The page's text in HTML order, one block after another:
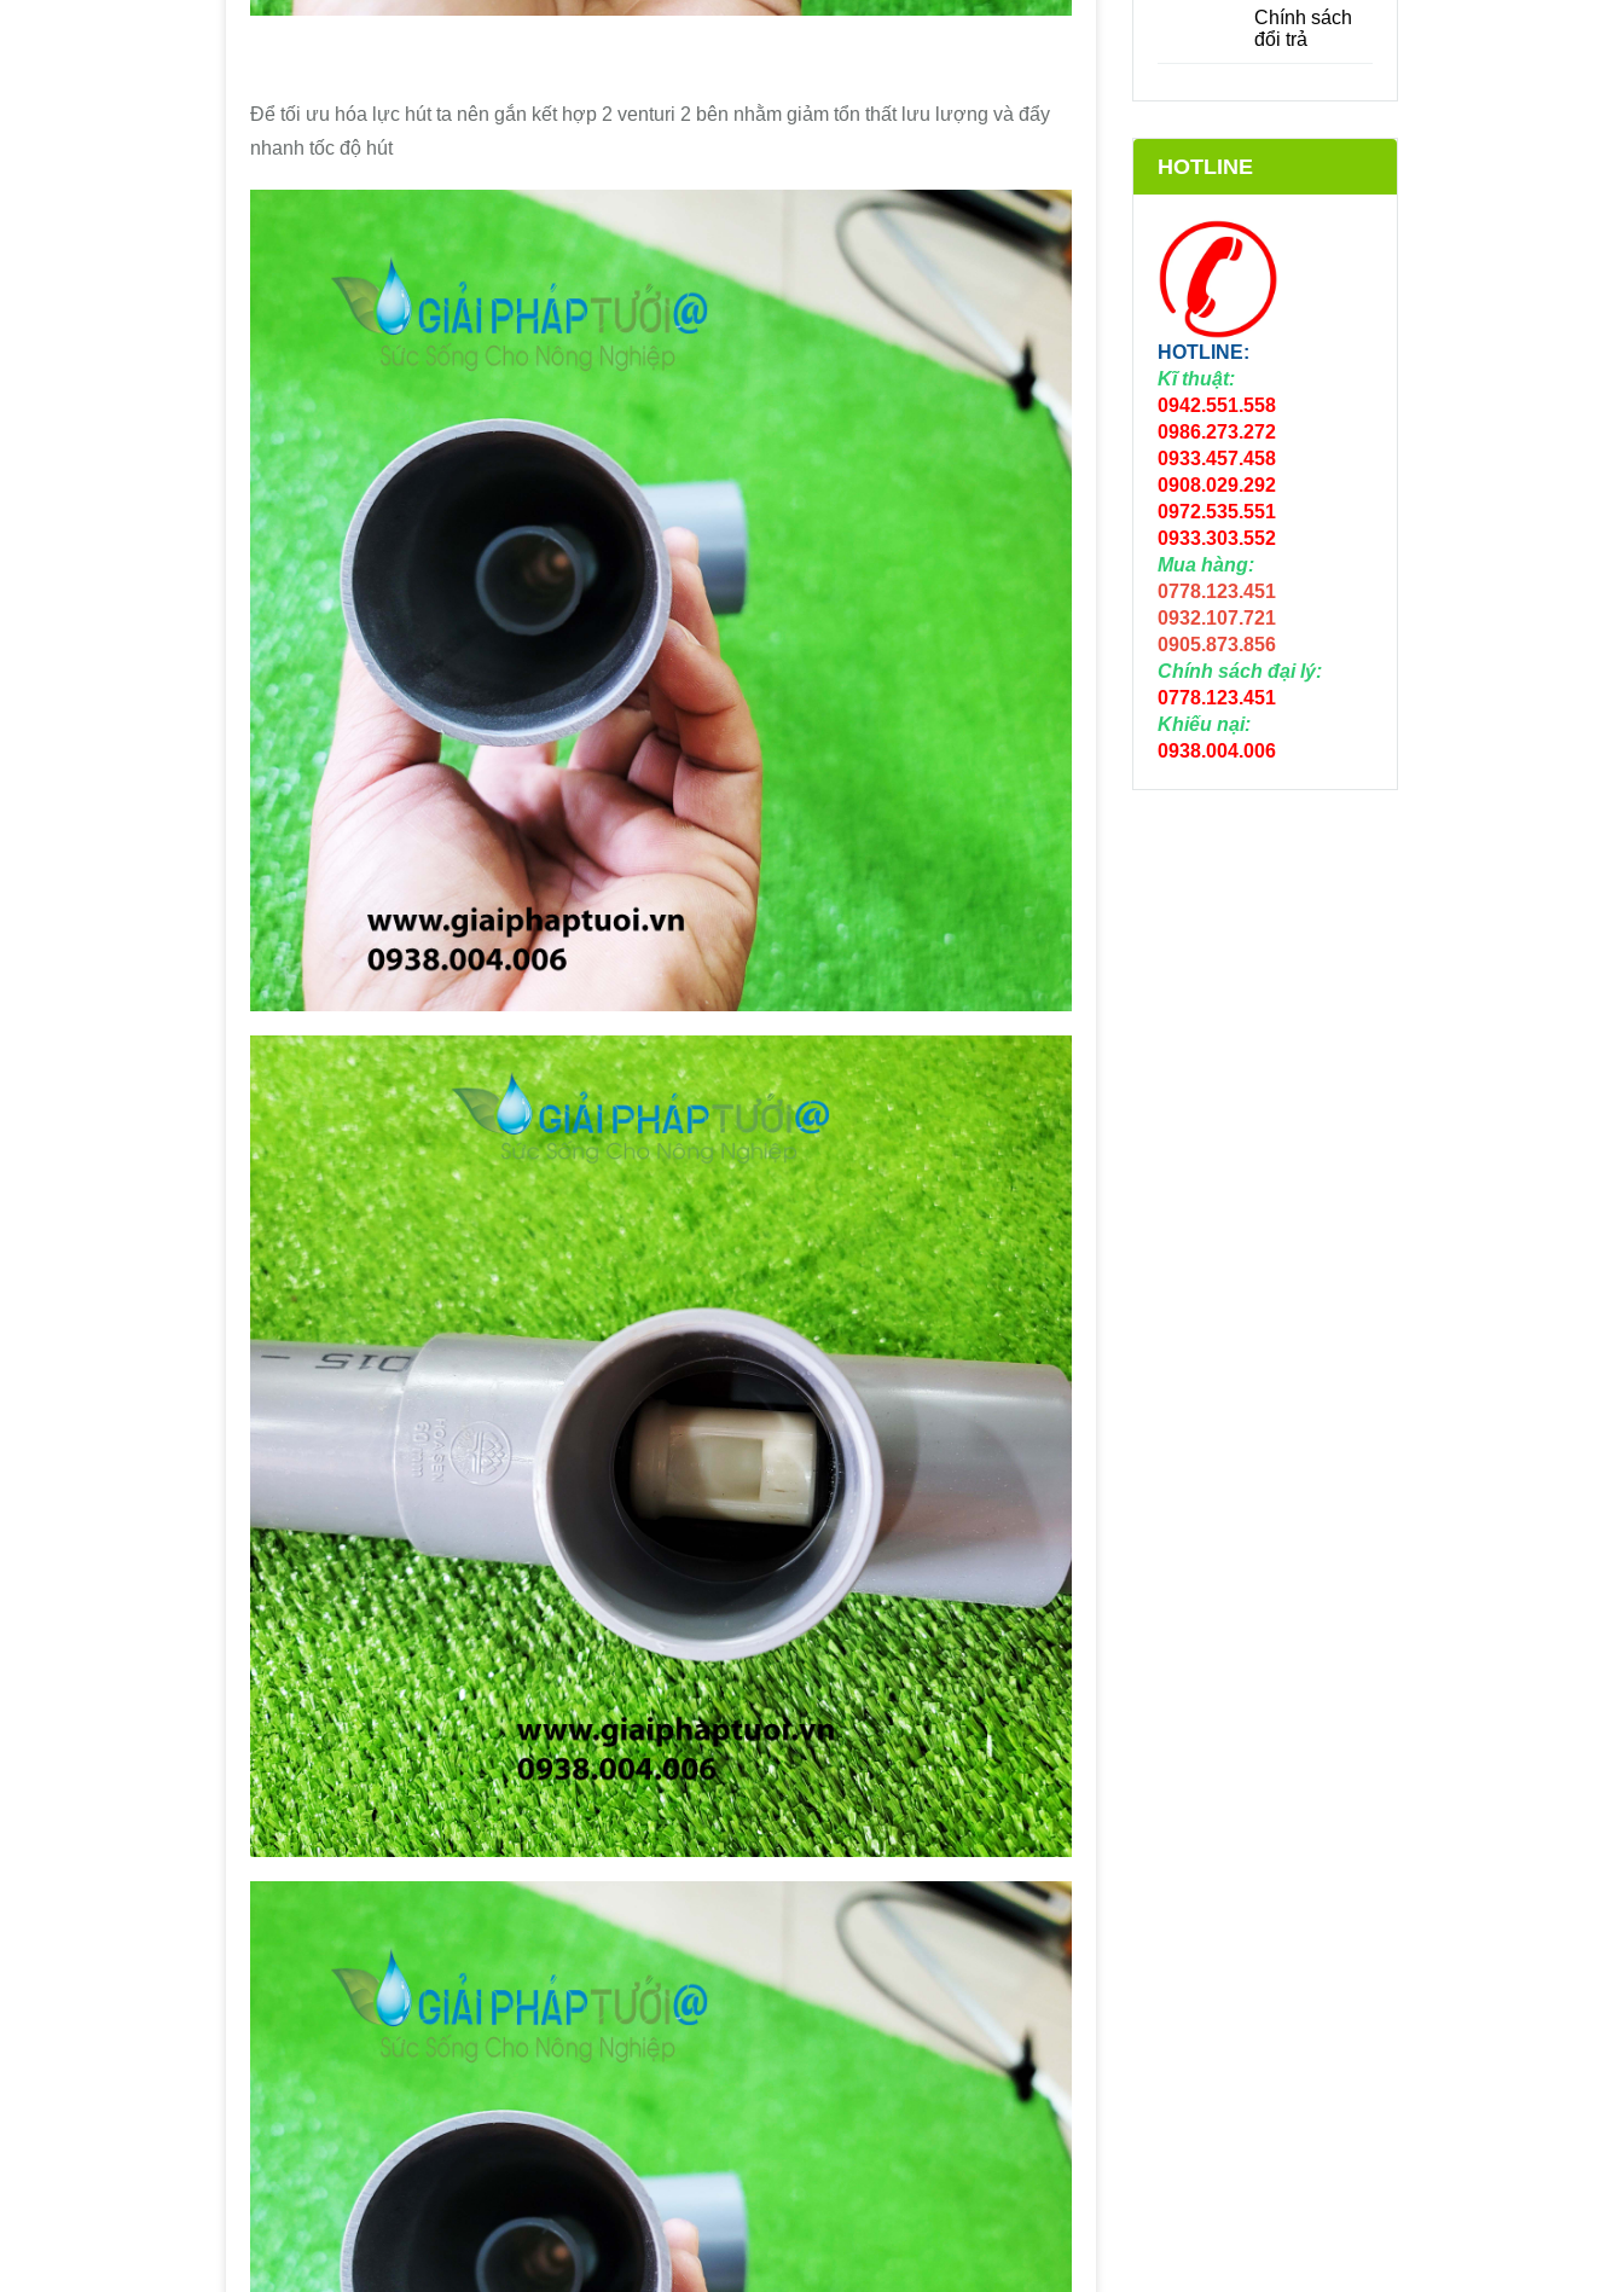
Để tối ưu hóa lực hút ta nên gắn kết hợp 2 venturi 2 bên nhằm giảm tổn thất lưu lượng và đẩy
nhanh tốc độ hút
KIỆM CHI
PHÍ
Chính sách
đổi trả
HOTLINE
HOTLINE:
Kĩ thuật:
0942.551.558
0986.273.272
0933.457.458
0908.029.292
0972.535.551
0933.303.552
Mua hàng:
0778.123.451
0932.107.721
0905.873.856
Chính sách đại lý:
0778.123.451
Khiếu nại:
0938.004.006